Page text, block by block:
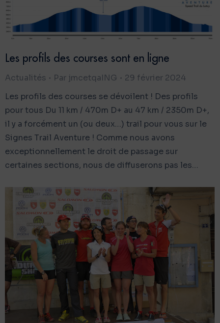
Les profils des courses sont en ligne
Actualités Par jmcetqaING
29 février 2024
Les profils des courses se dévoilent ! Des profils
pour tous Du 11 km / 470m D+ au 47 km / 2350m D+,
il y a forcément un (ou deux…) trail pour vous sur le
Signes Trail Aventure ! Comme nous avons
exceptionnellement le droit de passage sur
certaines sections, nous de diffuserons pas les…